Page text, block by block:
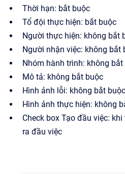
Thời hạn: bắt buộc
Tổ đội thực hiện: bắt buộc
Người thực hiện: không bắt
Người nhận việc: không bắt
Nhóm hành trình: không bắt
Mô tả: không bắt buộc
Hình ảnh lỗi: không bắt buộc
Hình ảnh thực hiện: không
Check box Tạo đầu việc:
ra đầu việc